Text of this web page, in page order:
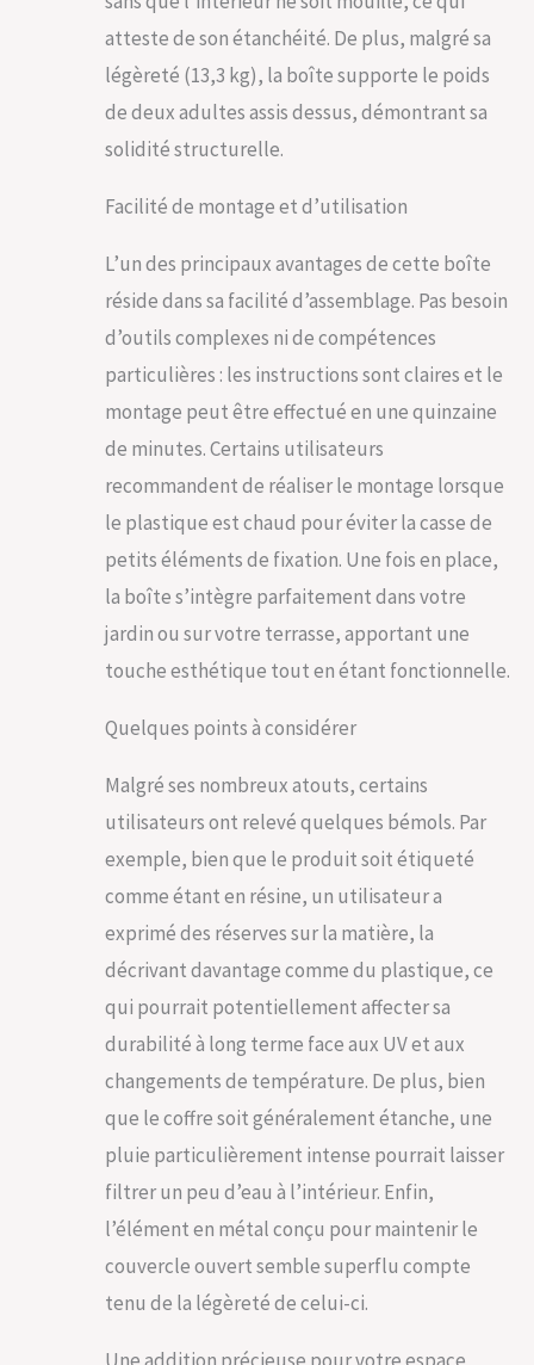
détachable ) similaire
à un bloc Lego ; Une
seule personne peut
assembler tous les
panneaux sans outil
atteste de son étanchéité. De plus, malgré sa
légèreté (13,3 kg), la boîte supporte le poids
de deux adultes assis dessus, démontrant sa
solidité structurelle.
Facilité de montage et d’utilisation
L’un des principaux avantages de cette boîte
réside dans sa facilité d’assemblage. Pas besoin
d’outils complexes ni de compétences
particulières : les instructions sont claires et le
montage peut être effectué en une quinzaine
de minutes. Certains utilisateurs
recommandent de réaliser le montage lorsque
le plastique est chaud pour éviter la casse de
petits éléments de fixation. Une fois en place,
la boîte s’intègre parfaitement dans votre
jardin ou sur votre terrasse, apportant une
touche esthétique tout en étant fonctionnelle.
Quelques points à considérer
Malgré ses nombreux atouts, certains
utilisateurs ont relevé quelques bémols. Par
exemple, bien que le produit soit étiqueté
comme étant en résine, un utilisateur a
exprimé des réserves sur la matière, la
décrivant davantage comme du plastique, ce
qui pourrait potentiellement affecter sa
durabilité à long terme face aux UV et aux
changements de température. De plus, bien
que le coffre soit généralement étanche, une
pluie particulièrement intense pourrait laisser
filtrer un peu d’eau à l’intérieur. Enfin,
l’élément en métal conçu pour maintenir le
couvercle ouvert semble superflu compte
tenu de la légèreté de celui-ci.